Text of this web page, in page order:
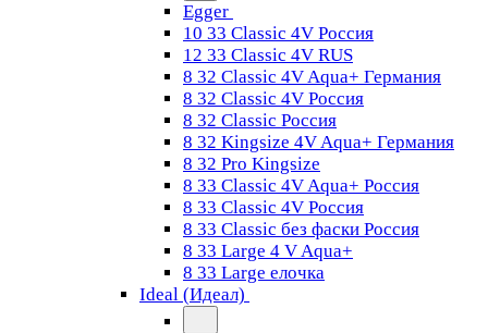
Egger
10 33 Classic 4V Россия
12 33 Classic 4V RUS
8 32 Classic 4V Aqua+ Германия
8 32 Classic 4V Россия
8 32 Classic Россия
8 32 Kingsize 4V Aqua+ Германия
8 32 Pro Kingsize
8 33 Classic 4V Aqua+ Россия
8 33 Classic 4V Россия
8 33 Classic без фаски Россия
8 33 Large 4 V Aqua+
8 33 Large елочка
Ideal (Идеал)